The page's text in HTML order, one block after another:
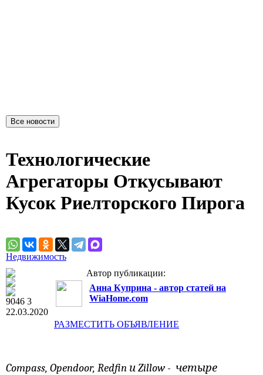
Технологические
Агрегаторы Откусывают
Кусок Риелторского Пирога
Недвижимость
9046 3
22.03.2020
Автор публикации:
Анна Куприна - автор статей на
WiaHome.com
РАЗМЕСТИТЬ ОБЪЯВЛЕНИЕ
Compass, Opendoor, Redfin и Zillow - четыре